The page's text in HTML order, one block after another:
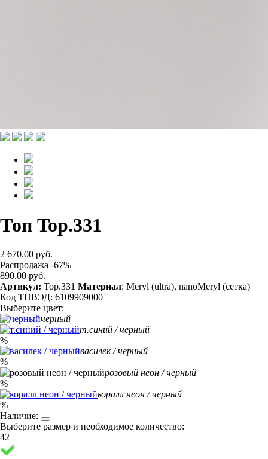
Топ Top.331
2 670.00 руб.
Распродажа -67%
890.00 руб.
Артикул: Top.331 Материал: Meryl (ultra), nanoMeryl (сетка)
Код ТНВЭД: 6109909000
Выберите цвет:
черный
т.синий / черный
%
василек / черный
%
розовый неон / черный
%
коралл неон / черный
%
Наличие:
Выберите размер и необходимое количество:
42